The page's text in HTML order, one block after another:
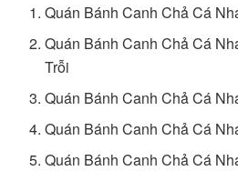
Quán Bánh Canh Chả Cá
Quán Bánh Canh Chả Cá
Trỗi
Quán Bánh Canh Chả Cá
Quán Bánh Canh Chả Cá
Quán Bánh Canh Chả Cá